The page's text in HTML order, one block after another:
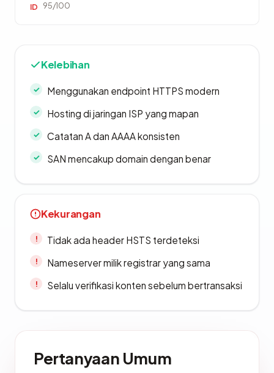
ID 95/100
Kelebihan
Menggunakan endpoint HTTPS modern
Hosting di jaringan ISP yang mapan
Catatan A dan AAAA konsisten
SAN mencakup domain dengan benar
Kekurangan
Tidak ada header HSTS terdeteksi
Nameserver milik registrar yang sama
Selalu verifikasi konten sebelum bertransaksi
Pertanyaan Umum